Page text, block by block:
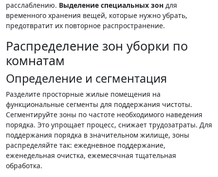
расслаблению. Выделение специальных зон для
временного хранения вещей, которые нужно убрать,
предотвратит их повторное распространение.
Распределение зон уборки по
комнатам
Определение и сегментация
Разделите просторные жилые помещения на
функциональные сегменты для поддержания чистоты.
Сегментируйте зоны по частоте необходимого наведения
порядка. Это упрощает процесс, снижает трудозатраты. Для
поддержания порядка в значительном жилище, зоны
распределяйте так: ежедневное поддержание,
еженедельная очистка, ежемесячная тщательная
обработка.